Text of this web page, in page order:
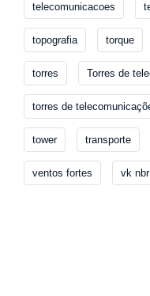
telecomunicacoes
topografia torque
torres Torres de
torres de
tower transporte
ventos fortes vk